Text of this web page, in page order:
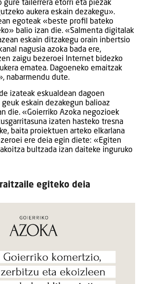
gure tailerrera etorri eta piezak
aukera eskain dezakegu».
egoteak «beste profil bateko
balio izan die. «Salmenta digitalak
eskain ditzakegu orain inbertsio
nagusia azoka bada ere,
zaigu bezeroei Internet bidezko
ematea. Dagoeneko emaitzak
nabarmendu dute.
izateak eskualdean dagoen
eskain dezakegun balioaz
die. «Goierriko Azoka negozioek
izaten hasteko tresna
baita proiektuen arteko elkarlana
ere deia egin diete: «Egiten
bultzada izan daiteke inguruko
egiteko deia